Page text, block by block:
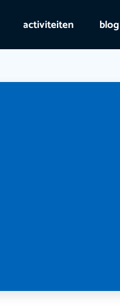
activiteiten blog